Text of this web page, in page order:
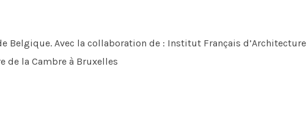
Belgique. Avec la collaboration de : Institut Français
de la Cambre à Bruxelles